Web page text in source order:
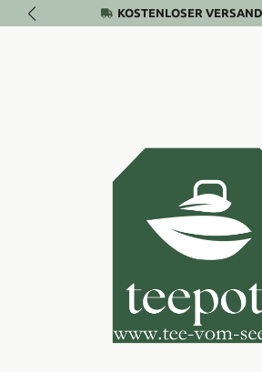
Zum Hauptinhalt springen
KOSTENLOSER